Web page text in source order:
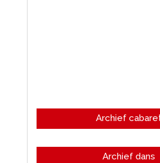
Archief
Archief dans